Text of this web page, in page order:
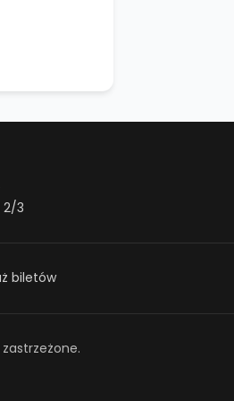
2/3
biletów
zastrzeżone.